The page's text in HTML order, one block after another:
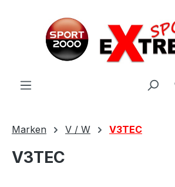
Marken V / W V3TEC
V3TEC